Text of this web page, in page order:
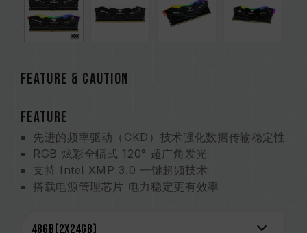
Feature & CAUTION
FEATURE
先进的频率驱动（CKD）技术强化数据传输稳定性
RGB 炫彩全幅式 120° 超广角发光
支持 Intel XMP 3.0 一键超频技术
搭载电源管理芯片 电力稳定更有效率